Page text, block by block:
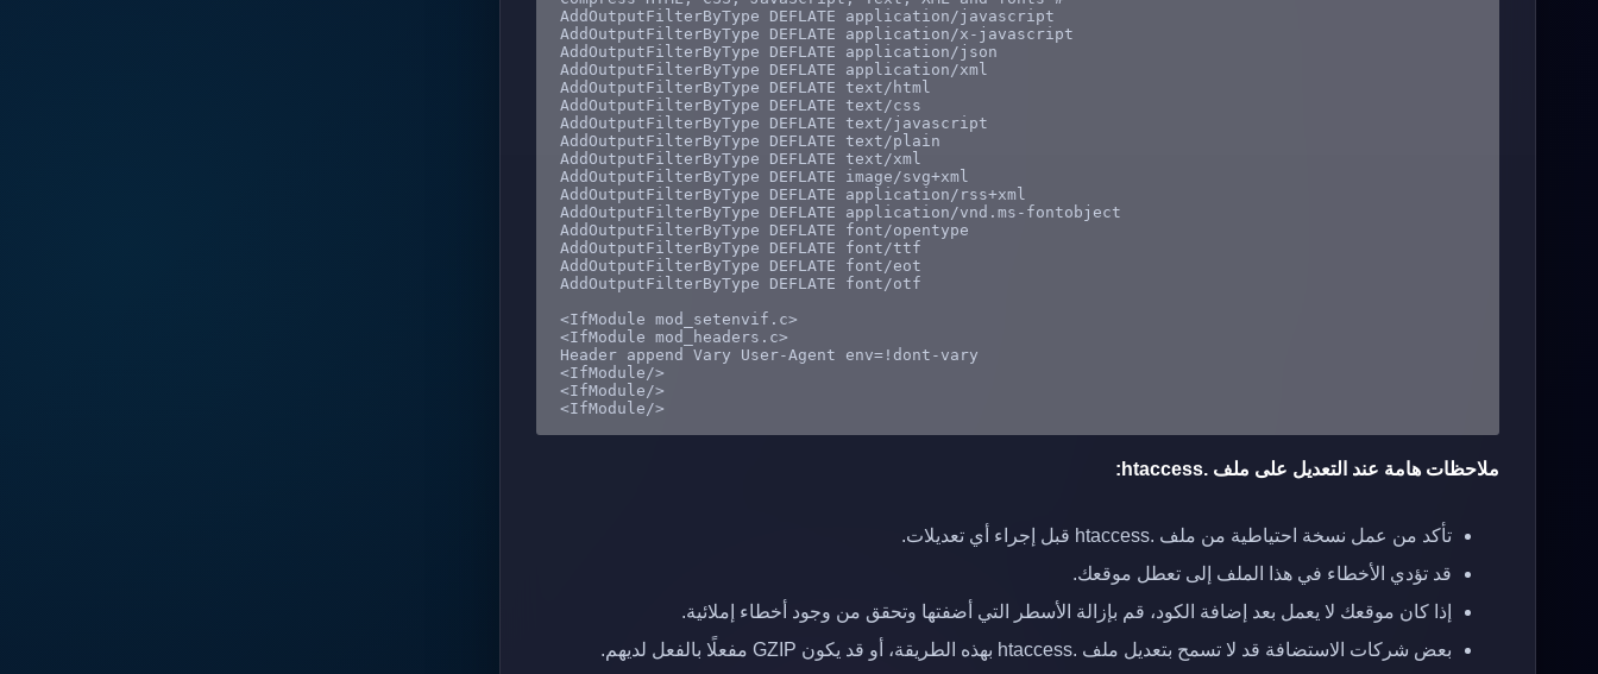
AddOutputFilterByType
AddOutputFilterByType
AddOutputFilterByType
AddOutputFilterByType
AddOutputFilterByType
AddOutputFilterByType
AddOutputFilterByType
AddOutputFilterByType
AddOutputFilterByType
AddOutputFilterByType
AddOutputFilterByType
AddOutputFilterByType
AddOutputFilterByType
AddOutputFilterByType
AddOutputFilterByType
AddOutputFilterByType
<IfModule mod_setenvif.c>
<IfModule mod_headers.c>
Header
</IfModule>
</IfModule>
</IfModule>
ملاحظات هامة عند التعديل على ملف .htaccess:
تأكد من عمل نسخة احتياطية من ملف .htaccess قبل إجراء أي تعديلات.
قد تؤدي الأخطاء في هذا الملف إلى تعطل موقعك.
إذا كان موقعك لا يعمل بعد إضافة الكود، قم بإزالة الأسطر التي أضفتها وتحقق من وجود أخطاء إملائية.
بعض شركات الاستضافة قد لا تسمح بتعديل ملف .htaccess بهذه الطريقة، أو قد يكون GZIP مفعلًا بالفعل لديهم.